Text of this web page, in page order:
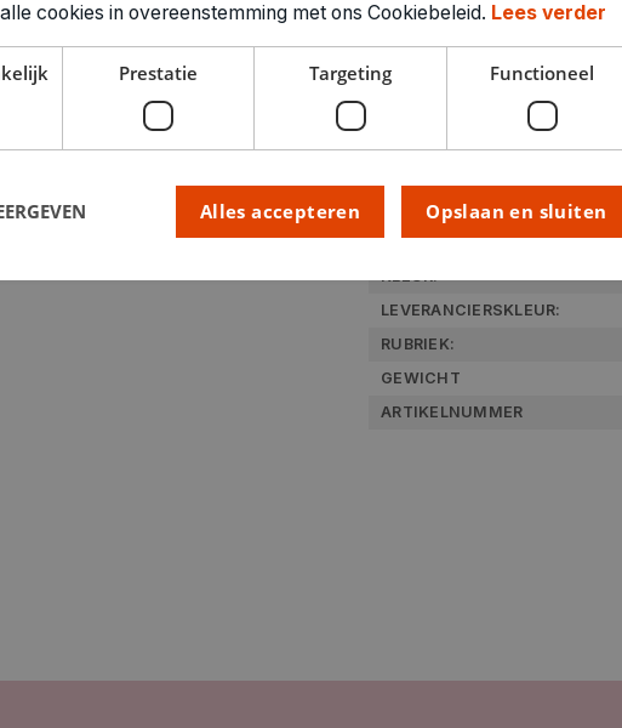
De houten kralen zijn
uitstekend gebruikt
voor baby's en peuters.
Technische
LEVERANCIERSKLEUR:
RUBRIEK:
GEWICHT
ARTIKELNUMMER
cookies in overeenstemming met ons Cookiebeleid. Lees verder
Prestatie Targeting Functioneel
Opslaan en sluiten
Alles accepteren